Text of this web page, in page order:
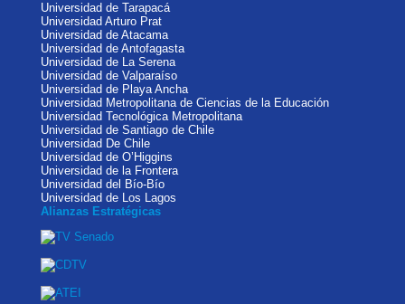
Universidad de Tarapacá
Universidad Arturo Prat
Universidad de Atacama
Universidad de Antofagasta
Universidad de La Serena
Universidad de Valparaíso
Universidad de Playa Ancha
Universidad Metropolitana de Ciencias de la Educación
Universidad Tecnológica Metropolitana
Universidad de Santiago de Chile
Universidad De Chile
Universidad de O’Higgins
Universidad de la Frontera
Universidad del Bío-Bío
Universidad de Los Lagos
Alianzas Estratégicas